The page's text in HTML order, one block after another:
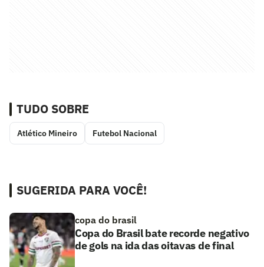
TUDO SOBRE
Atlético Mineiro Futebol Nacional
SUGERIDA PARA VOCÊ!
copa do brasil
Copa do Brasil bate recorde negativo
de gols na ida das oitavas de final